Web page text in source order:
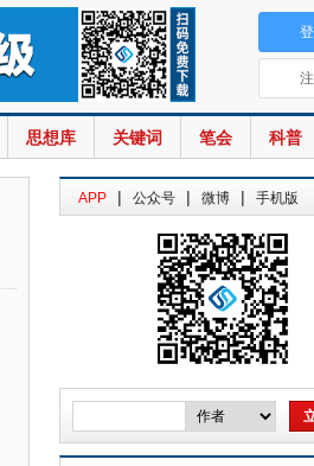
思想库 关键词 笔会 科普
APP | 公众号 | 微博 | 手机版